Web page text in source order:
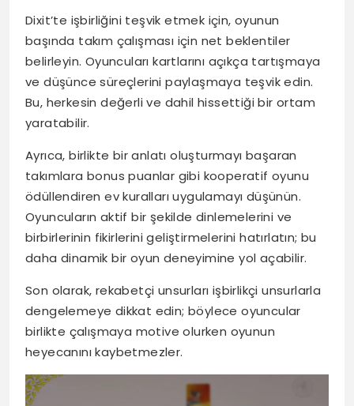
Dixit’te işbirliğini teşvik etmek için, oyunun
başında takım çalışması için net beklentiler
belirleyin. Oyuncuları kartlarını açıkça tartışmaya
ve düşünce süreçlerini paylaşmaya teşvik edin.
Bu, herkesin değerli ve dahil hissettiği bir ortam
yaratabilir.
Ayrıca, birlikte bir anlatı oluşturmayı başaran
takımlara bonus puanlar gibi kooperatif oyunu
ödüllendiren ev kuralları uygulamayı düşünün.
Oyuncuların aktif bir şekilde dinlemelerini ve
birbirlerinin fikirlerini geliştirmelerini hatırlatın; bu
daha dinamik bir oyun deneyimine yol açabilir.
Son olarak, rekabetçi unsurları işbirlikçi unsurlarla
dengelemeye dikkat edin; böylece oyuncular
birlikte çalışmaya motive olurken oyunun
heyecanını kaybetmezler.